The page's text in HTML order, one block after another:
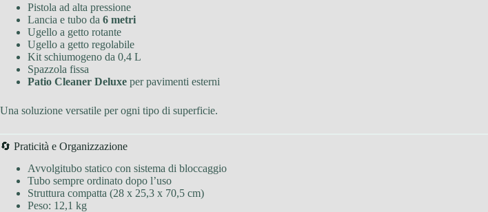
Pistola ad alta pressione
Lancia e tubo da 6 metri
Ugello a getto rotante
Ugello a getto regolabile
Kit schiumogeno da 0,4 L
Spazzola fissa
Patio Cleaner Deluxe per pavimenti esterni
Una soluzione versatile per ogni tipo di superficie.
🔄 Praticità e Organizzazione
Avvolgitubo statico con sistema di bloccaggio
Tubo sempre ordinato dopo l’uso
Struttura compatta (28 x 25,3 x 70,5 cm)
Peso: 12,1 kg